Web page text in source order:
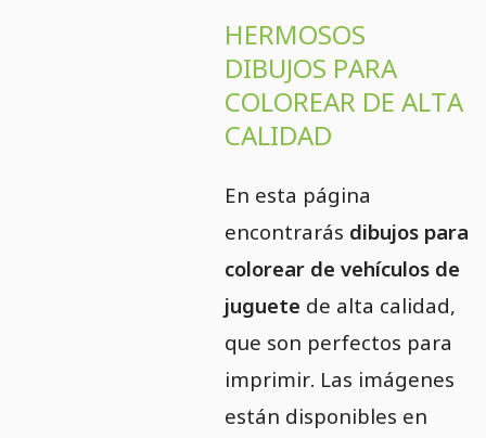
HERMOSOS
DIBUJOS PARA
COLOREAR DE ALTA
CALIDAD
En esta página
encontrarás dibujos para
colorear de vehículos de
juguete de alta calidad,
que son perfectos para
imprimir. Las imágenes
están disponibles en